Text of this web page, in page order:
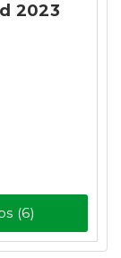
2023
(6)